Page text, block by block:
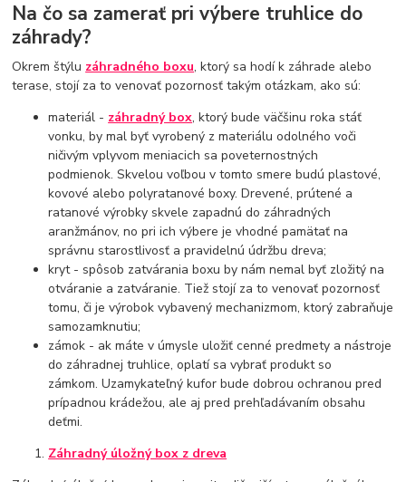
Na čo sa zamerať pri výbere truhlice do
záhrady?
Okrem štýlu záhradného boxu, ktorý sa hodí k záhrade alebo
terase, stojí za to venovať pozornosť takým otázkam, ako sú:
materiál - záhradný box, ktorý bude väčšinu roka stáť
vonku, by mal byť vyrobený z materiálu odolného voči
ničivým vplyvom meniacich sa poveternostných
podmienok. Skvelou voľbou v tomto smere budú plastové,
kovové alebo polyratanové boxy. Drevené, prútené a
ratanové výrobky skvele zapadnú do záhradných
aranžmánov, no pri ich výbere je vhodné pamätať na
správnu starostlivosť a pravidelnú údržbu dreva;
kryt - spôsob zatvárania boxu by nám nemal byť zložitý na
otváranie a zatváranie. Tiež stojí za to venovať pozornosť
tomu, či je výrobok vybavený mechanizmom, ktorý zabraňuje
samozamknutiu;
zámok - ak máte v úmysle uložiť cenné predmety a nástroje
do záhradnej truhlice, oplatí sa vybrať produkt so
zámkom. Uzamykateľný kufor bude dobrou ochranou pred
prípadnou krádežou, ale aj pred prehľadávaním obsahu
deťmi.
Záhradný úložný box z dreva